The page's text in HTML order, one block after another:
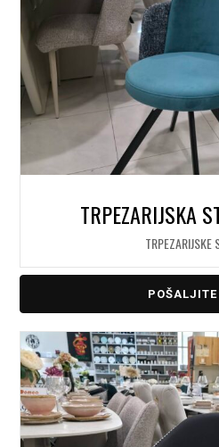
TRPEZARIJSKA
TRPEZARIJSKE